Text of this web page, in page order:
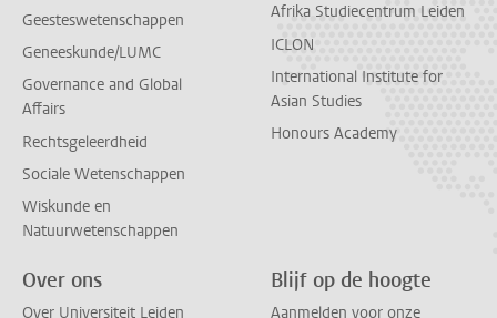
Geesteswetenschappen
Geneeskunde/LUMC
Governance and Global
Affairs
Rechtsgeleerdheid
Sociale Wetenschappen
Wiskunde en
Natuurwetenschappen
Afrika Studiecentrum Leiden
ICLON
International Institute for
Asian Studies
Honours Academy
Over ons
Over Universiteit Leiden
Blijf op de hoogte
Aanmelden voor onze